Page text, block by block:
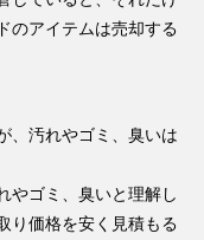
のアイテムは売却する
、汚れやゴミ、臭いは
やゴミ、臭いと理解し
り価格を安く見積もる